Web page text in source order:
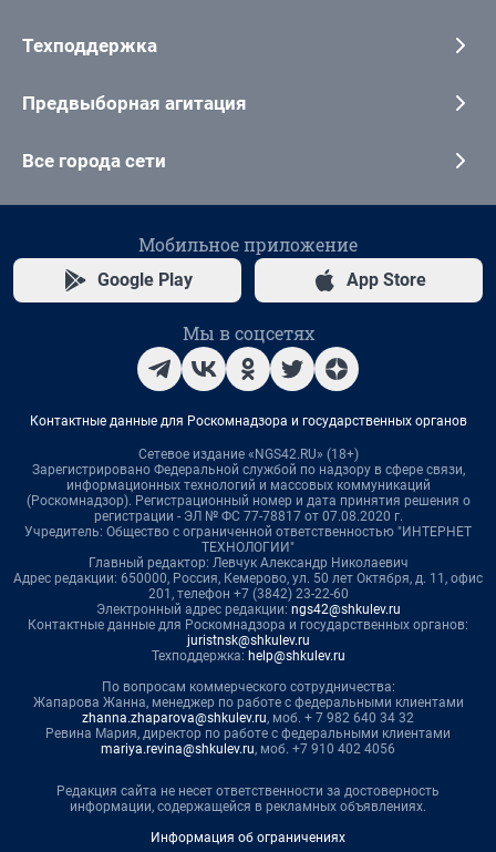
Техподдержка
Предвыборная агитация
Все города сети
Мобильное приложение
Google Play App Store
Мы в соцсетях
Контактные данные для Роскомнадзора и государственных органов
Сетевое издание «NGS42.RU» (18+)
Зарегистрировано Федеральной службой по надзору в сфере связи,
информационных технологий и массовых коммуникаций
(Роскомнадзор). Регистрационный номер и дата принятия решения о
регистрации - ЭЛ № ФС 77-78817 от 07.08.2020 г.
Учредитель: Общество с ограниченной ответственностью "ИНТЕРНЕТ
ТЕХНОЛОГИИ"
Главный редактор: Левчук Александр Николаевич
Адрес редакции: 650000, Россия, Кемерово, ул. 50 лет Октября, д. 11, офис
201, телефон +7 (3842) 23-22-60
Электронный адрес редакции: ngs42@shkulev.ru
Контактные данные для Роскомнадзора и государственных органов:
juristnsk@shkulev.ru
Техподдержка: help@shkulev.ru
По вопросам коммерческого сотрудничества:
Жапарова Жанна, менеджер по работе с федеральными клиентами
zhanna.zhaparova@shkulev.ru, моб. + 7 982 640 34 32
Ревина Мария, директор по работе с федеральными клиентами
mariya.revina@shkulev.ru, моб. +7 910 402 4056
Редакция сайта не несет ответственности за достоверность
информации, содержащейся в рекламных объявлениях.
Информация об ограничениях